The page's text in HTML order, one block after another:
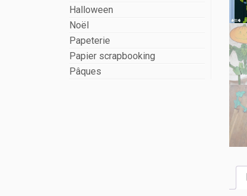
Halloween
Noël
Papeterie
Papier scrapbooking
Pâques